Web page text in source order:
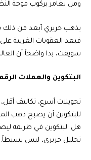
ومن يغامر بركوب موجة
يذهب حريري أبعد من ذلك
فبعد العقوبات الغربية
سويفت، بدا واضحاً أن
البتكوين والعملات
تحويلات أسرع، تكاليف
للبتكوين أن يصبح ذهب
هل البتكوين في طريقه
تحليل حريري، ليس بسيطاً.